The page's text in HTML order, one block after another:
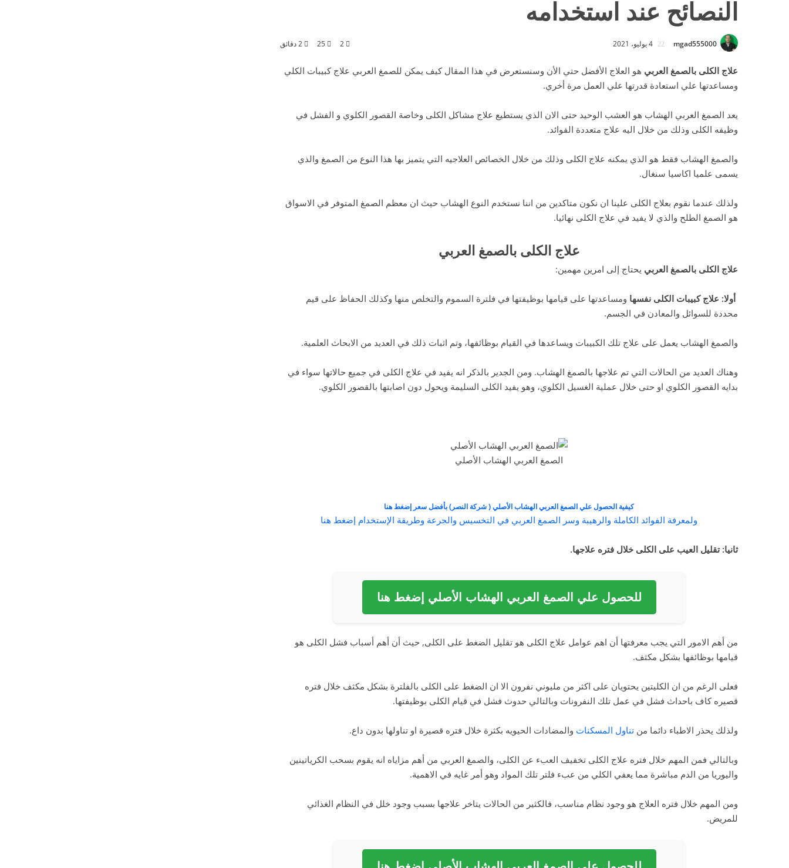
النصائح عند استخدامه
mgad555000 4 يوليو، 2021 2
25
علاج الكلى بالصمغ العربي هو العلاج الأفضل حتي الأن وسنستعرض في هذا المقال كيف يمكن للصمغ العربي علاج كبيبات الكلي
ومساعدتها علي استعادة قدرتها علي العمل مرة أخري.
يعد الصمغ العربي الهشاب هو العشب الوحيد حتى الان الذي يستطيع علاج مشاكل الكلى وخاصة القصور الكلوي و الفشل في
وظيفه الكلى وذلك من خلال اليه علاج متعددة الفوائد.
والصمغ الهشاب فقط هو الذي يمكنه علاج الكلى وذلك من خلال الخصائص العلاجيه التي يتميز بها هذا النوع من الصمغ والذي
يسمى علميا اكاسيا سنغال.
ولذلك عندما نقوم بعلاج الكلى علينا ان نكون متاكدين من اننا نستخدم النوع الهشاب حيث ان معظم الصمغ المتوفر في الاسواق
هو الصمغ الطلح والذي لا يفيد في علاج الكلى نهائيا.
علاج الكلى بالصمغ العربي
علاج الكلى بالصمغ العربي يحتاج إلى امرين مهمين:
أولا: علاج كبيبات الكلى نفسها ومساعدتها على قيامها بوظيفتها في فلترة السموم والتخلص منها وكذلك الحفاظ على قيم
محددة للسوائل والمعادن في الجسم.
والصمغ الهشاب يعمل على علاج تلك الكبيبات ويساعدها في القيام بوظائفها، وتم اثبات ذلك في العديد من الابحاث العلمية.
وهناك العديد من الحالات التي تم علاجها بالصمغ الهشاب. ومن الجدير بالذكر انه يفيد في علاج الكلى في جميع حالاتها سواء في
بدايه القصور الكلوي او حتى خلال عملية الغسيل الكلوي، وهو يفيد الكلى السليمة ويحول دون اصابتها بالقصور الكلوي.
الصمغ العربي الهشاب الأصلي
كيفية الحصول علي الصمغ العربي الهشاب الأصلي ( شركة النصر) بأفضل سعر إضغط هنا
ولمعرفة الفوائد الكاملة والرهيبة وسر الصمغ العربي في التخسيس والجرعة وطريقة الإستخدام إضغط هنا
ثانيا: تقليل العيب على الكلى خلال فتره علاجها.
للحصول علي الصمغ العربي الهشاب الأصلي إضغط هنا
من أهم الامور التي يجب معرفتها أن اهم عوامل علاج الكلى هو تقليل الضغط على الكلى, حيث أن أهم أسباب فشل الكلى هو
قيامها بوظائفها بشكل مكثف.
فعلى الرغم من ان الكليتين يحتويان على اكثر من مليوني نفرون الا ان الضغط على الكلى بالفلترة بشكل مكثف خلال فتره
قصيره كاف باحداث فشل في عمل تلك النفرونات وبالتالي حدوث فشل في قيام الكلى بوظيفتها.
ولذلك يحذر الاطباء دائما من تناول المسكنات والمضادات الحيويه بكثرة خلال فتره قصيرة او تناولها بدون داع.
وبالتالي فمن المهم خلال فتره علاج الكلى تخفيف العبء عن الكلى، والصمغ العربي من أهم مزاياه انه يقوم بسحب الكرياتينين
واليوريا من الدم مباشرة مما يعفي الكلي من عبء فلتر تلك المواد وهو أمر غايه في الاهمية.
ومن المهم خلال فتره العلاج هو وجود نظام مناسب، فالكثير من الحالات يتاخر علاجها بسبب وجود خلل في النظام الغذائي
للمريض.